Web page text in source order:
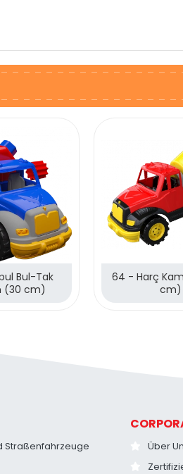
Bul-Tak
(30 cm)
64 - Harç
cm)
Straßenfahrzeuge
Über